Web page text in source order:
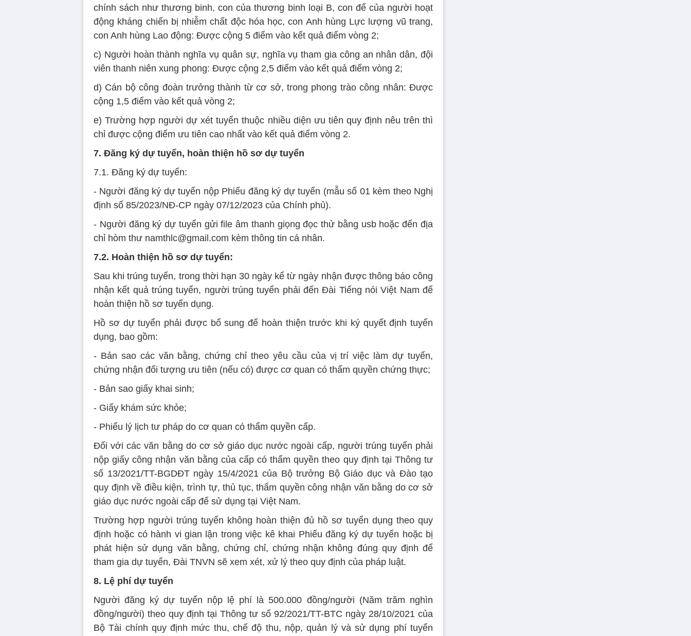
chính sách như thương binh, con của thương binh loại B, con để của người hoạt
động kháng chiến bị nhiễm chất độc hóa học, con Anh hùng Lực lượng vũ trang,
con Anh hùng Lao động: Được cộng 5 điểm vào kết quả điểm vòng 2;
c) Người hoàn thành nghĩa vụ quân sự, nghĩa vụ tham gia công an nhân dân, đội
viên thanh niên xung phong: Được cộng 2,5 điểm vào kết quả điểm vòng 2;
d) Cán bộ công đoàn trưởng thành từ cơ sở, trong phong trào công nhân: Được
cộng 1,5 điểm vào kết quả vòng 2;
e) Trường hợp người dự xét tuyển thuộc nhiều diện ưu tiên quy định nêu trên thì
chỉ được cộng điểm ưu tiên cao nhất vào kết quả điểm vòng 2.
7. Đăng ký dự tuyển, hoàn thiện hồ sơ dự tuyển
7.1. Đăng ký dự tuyển:
- Người đăng ký dự tuyển nộp Phiếu đăng ký dự tuyển (mẫu số 01 kèm theo Nghị
định số 85/2023/NĐ-CP ngày 07/12/2023 của Chính phủ).
- Người đăng ký dự tuyển gửi file âm thanh giọng đọc thử bằng usb hoặc đến địa
chỉ hòm thư namthlc@gmail.com kèm thông tin cá nhân.
7.2. Hoàn thiện hồ sơ dự tuyển:
Sau khi trúng tuyển, trong thời hạn 30 ngày kể từ ngày nhận được thông báo công
nhận kết quả trúng tuyển, người trúng tuyển phải đến Đài Tiếng nói Việt Nam để
hoàn thiện hồ sơ tuyển dụng.
Hồ sơ dự tuyển phải được bổ sung để hoàn thiện trước khi ký quyết định tuyển
dụng, bao gồm:
- Bản sao các văn bằng, chứng chỉ theo yêu cầu của vị trí việc làm dự tuyển,
chứng nhận đối tượng ưu tiên (nếu có) được cơ quan có thẩm quyền chứng thực;
- Bản sao giấy khai sinh;
- Giấy khám sức khỏe;
- Phiếu lý lịch tư pháp do cơ quan có thẩm quyền cấp.
Đối với các văn bằng do cơ sở giáo dục nước ngoài cấp, người trúng tuyển phải
nộp giấy công nhận văn bằng của cấp có thẩm quyền theo quy định tại Thông tư
số 13/2021/TT-BGDĐT ngày 15/4/2021 của Bộ trưởng Bộ Giáo dục và Đào tạo
quy định về điều kiện, trình tự, thủ tục, thẩm quyền công nhận văn bằng do cơ sở
giáo dục nước ngoài cấp để sử dụng tại Việt Nam.
Trường hợp người trúng tuyển không hoàn thiện đủ hồ sơ tuyển dụng theo quy
định hoặc có hành vi gian lận trong việc kê khai Phiếu đăng ký dự tuyển hoặc bị
phát hiện sử dụng văn bằng, chứng chỉ, chứng nhận không đúng quy định để
tham gia dự tuyển, Đài TNVN sẽ xem xét, xử lý theo quy định của pháp luật.
8. Lệ phí dự tuyển
Người đăng ký dự tuyển nộp lệ phí là 500.000 đồng/người (Năm trăm nghìn
đồng/người) theo quy định tại Thông tư số 92/2021/TT-BTC ngày 28/10/2021 của
Bộ Tài chính quy định mức thu, chế độ thu, nộp, quản lý và sử dụng phí tuyển